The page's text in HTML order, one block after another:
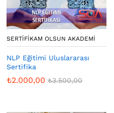
SERTIFIKAM OLSUN AKADEMI
NLP Eğitimi Uluslararası
Sertifika
₺2.000,00 ₺3.500,00